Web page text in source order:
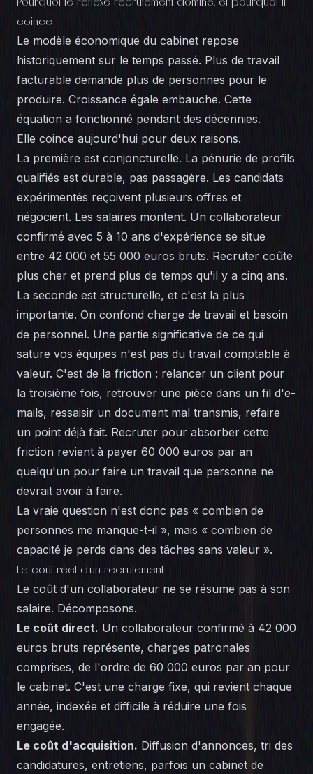
coince
Le modèle économique du cabinet repose
historiquement sur le temps passé. Plus de travail
facturable demande plus de personnes pour le
produire. Croissance égale embauche. Cette
équation a fonctionné pendant des décennies.
Elle coince aujourd'hui pour deux raisons.
La première est conjoncturelle. La pénurie de profils
qualifiés est durable, pas passagère. Les candidats
expérimentés reçoivent plusieurs offres et
négocient. Les salaires montent. Un collaborateur
confirmé avec 5 à 10 ans d'expérience se situe
entre 42 000 et 55 000 euros bruts. Recruter coûte
plus cher et prend plus de temps qu'il y a cinq ans.
La seconde est structurelle, et c'est la plus
importante. On confond charge de travail et besoin
de personnel. Une partie significative de ce qui
sature vos équipes n'est pas du travail comptable à
valeur. C'est de la friction : relancer un client pour
la troisième fois, retrouver une pièce dans un fil d'e-
mails, ressaisir un document mal transmis, refaire
un point déjà fait. Recruter pour absorber cette
friction revient à payer 60 000 euros par an
quelqu'un pour faire un travail que personne ne
devrait avoir à faire.
La vraie question n'est donc pas « combien de
personnes me manque-t-il », mais « combien de
capacité je perds dans des tâches sans valeur ».
Le coût réel d'un recrutement
Le coût d'un collaborateur ne se résume pas à son
salaire. Décomposons.
Le coût direct. Un collaborateur confirmé à 42 000
euros bruts représente, charges patronales
comprises, de l'ordre de 60 000 euros par an pour
le cabinet. C'est une charge fixe, qui revient chaque
année, indexée et difficile à réduire une fois
engagée.
Le coût d'acquisition. Diffusion d'annonces, tri des
candidatures, entretiens, parfois un cabinet de